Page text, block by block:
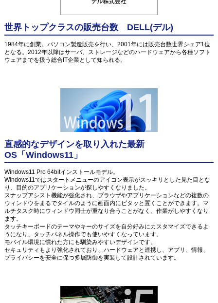
世界トップクラスの販売台数 DELL(デル)
1984年に創業。パソコン製造販売を行い、2001年には販売台数世界シェア1位
となる。2012年以降はサーバ、ストレージなどのハードウェアから各種ソフト
ウェアまでを扱う総合IT企業として知られる。
直感的なデザインを取り入れた最新
OS「Windows11」
Windows11 Pro 64bitインストールモデル。
Windows11ではスタートメニューのアイコン表示がスッキリとした見た目とな
り、目的のアプリケーションが探しやすくなりました。
スナップアシスト機能が強化され、ブラウザやアプリケーションなどの複数の
ウィンドウをまるでタイルのように画面内にピタッと置くことができます。マ
ルチタスク時にウィンドウ同士が重なり合うことがなく、作業がしやすくなり
ます。
タッチキーボードのテーマやキーのサイズを自分好みにカスタマイズできるよ
うになり、タッチパネル操作でも使いやすくなっています。
モバイル環境に慣れた方にも馴染みやすいデザインです。
セキュリティもより強化されており、ハードウェアと連携し、アプリ、情報、
プライバシーを安全に保つ多層防御を実装して設計されています。